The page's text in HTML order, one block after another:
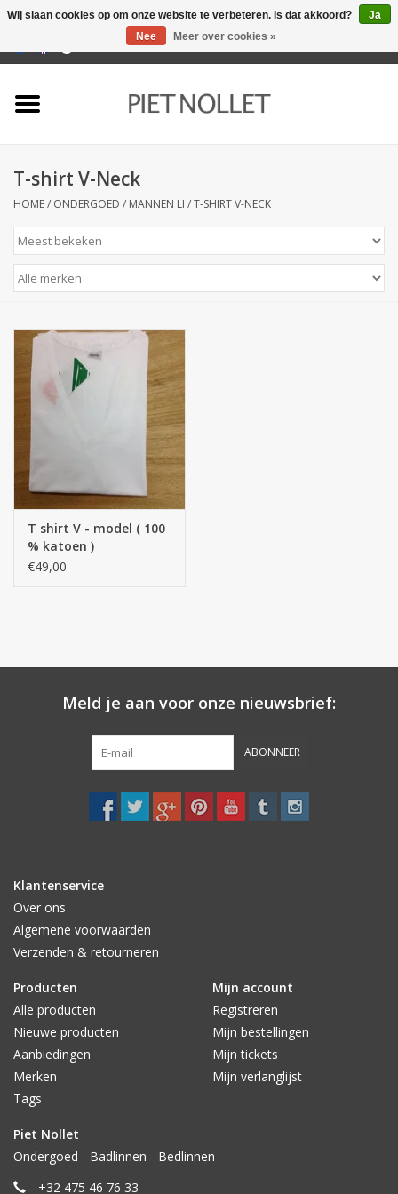
Badlinnen
Bedlinnen
Tafellinnen
Keukenlinnen
Sokken
Pullover
Huis en nacht kledij ( HEREN
Stof per meter
GESCHENK ARTIKELEN
STRANDLINNEN
Jacht en Zeilboten ,
handdoeken
Merken
T-shirt V-Neck
HOME/ ONDERGOED / MANNEN LI /T-SHIRT V-NECK
T shirt V - model ( 100
% katoen )
€49,00
Meld je aan voor onze nieuwsbrief:
ABONNEER
Klantenservice
Over ons
Algemene voorwaarden
Verzenden & retourneren
Producten
Alle producten
Nieuwe producten
Aanbiedingen
Merken
Tags
Mijn account
Registreren
Mijn bestellingen
Mijn tickets
Mijn verlanglijst
Piet Nollet
Ondergoed - Badlinnen - Bedlinnen
+32 475 46 76 33
Wij slaan cookies op om onze website te verbeteren. Is dat akkoord?
Ja
Nee
Meer over cookies »